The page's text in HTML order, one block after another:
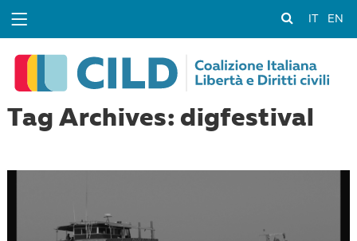
EN
Tag Archives: digfestival